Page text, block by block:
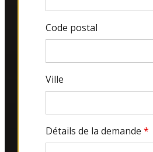
Code postal
Ville
Détails de la demande *